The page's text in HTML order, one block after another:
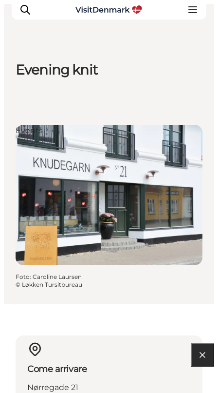
Dove dormire
Pianifica il viaggio
Evening knit
Events
Foto: Caroline Laursen
© Løkken Tursitbureau
Come arrivare
Nørregade 21